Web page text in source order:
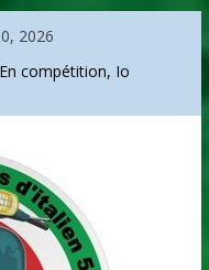
2026
compétition, Io
audacieux